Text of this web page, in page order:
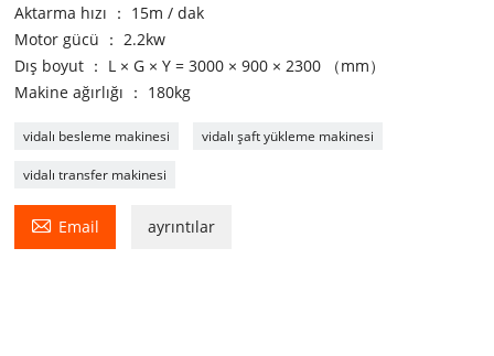
Aktarma hızı ： 15m / dak
Motor gücü ： 2.2kw
Dış boyut ： L × G × Y = 3000 × 900 × 2300 （mm）
Makine ağırlığı ： 180kg
vidalı besleme makinesi vidalı şaft yükleme makinesi
vidalı transfer makinesi
 Email ayrıntılar